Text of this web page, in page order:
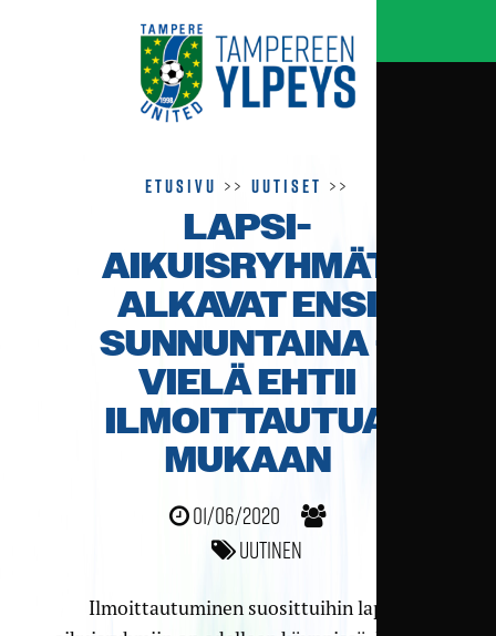
Etusivu >>Uutiset >>
LAPSI-
AIKUISRYHMÄT
ALKAVAT ENSI
SUNNUNTAINA –
VIELÄ EHTII
ILMOITTAUTUA
MUKAAN
01/06/2020
Uutinen
Ilmoittautuminen suosittuihin lapsi-